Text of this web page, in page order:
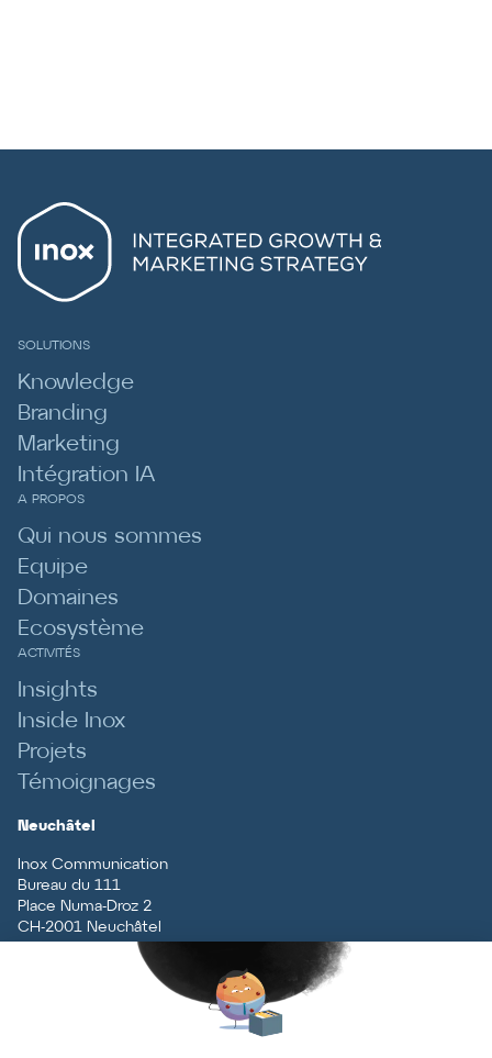
SOLUTIONS
Knowledge
Branding
Marketing
Intégration IA
A PROPOS
Qui nous sommes
Equipe
Domaines
Ecosystème
ACTIVITÉS
Insights
Inside Inox
Projets
Témoignages
Neuchâtel
Inox Communication
Bureau du 111
Place Numa-Droz 2
CH-2001 Neuchâtel
+41 (0)32 727 70 70